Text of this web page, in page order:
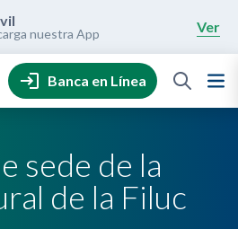
nuestra App Ver
Banca en Línea
sede de la
de la Filuc